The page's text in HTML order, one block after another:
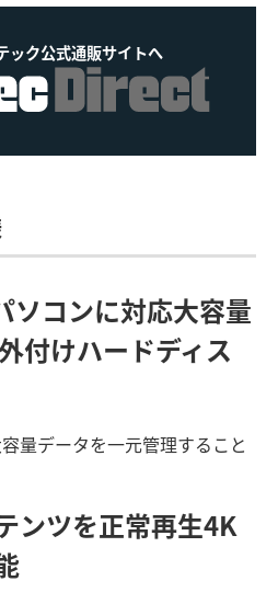
ック公式通販サイトへ
コンに対応大容量
付けハードディス
量データを一元管理すること
ンツを正常再生4K